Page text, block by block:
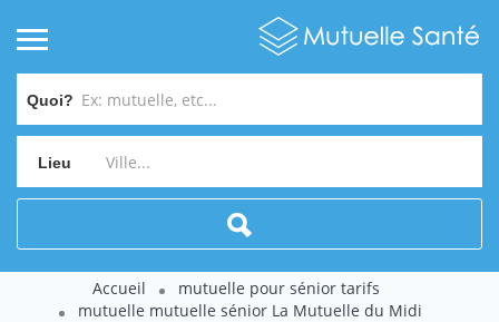
Quoi?
Lieu
Accueil
mutuelle pour sénior tarifs
mutuelle mutuelle sénior La Mutuelle du Midi